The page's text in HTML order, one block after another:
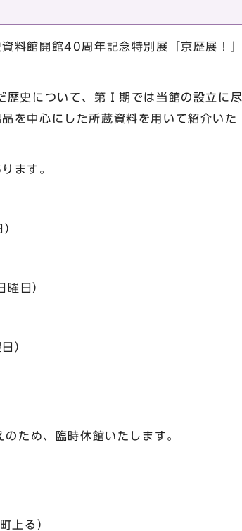
料館開館40周年記念特別展「京歴展！」
史について、第Ⅰ期では当館の設立に尽
を中心にした所蔵資料を用いて紹介いた
ます。
日）
）
、臨時休館いたします。
上る）